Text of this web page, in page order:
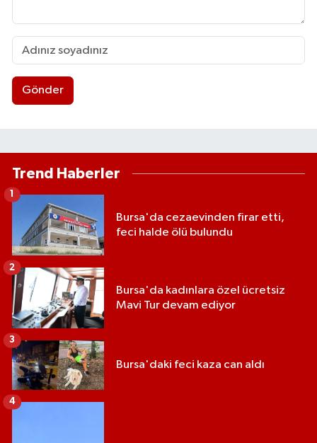
Gönder
Trend Haberler
Bursa'da cezaevinden firar etti,
feci halde ölü bulundu
1
Bursa'da kadınlara özel ücretsiz
Mavi Tur devam ediyor
2
Bursa'daki feci kaza can aldı
3
4